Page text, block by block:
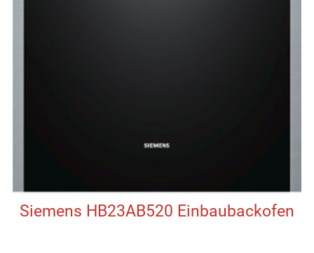
Siemens HB23AB520 Einbaubackofen